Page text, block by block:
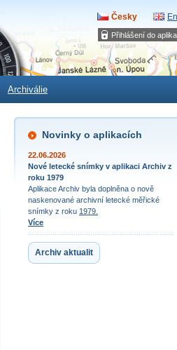
Přihlášení do
Česky
Archiválie
Novinky o aplikacích
22.06.2026
Nové letecké snímky v aplikaci Archiv z
roku 1979
Aplikace Archiv byla doplněna o nově
naskenované archivní letecké měřické
snímky z roku 1979.
Více
Archiv aktualit